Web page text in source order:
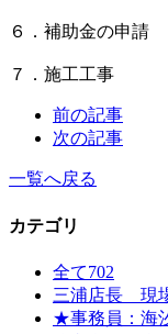
６．補助金の申請
７．施工工事
前の記事
次の記事
一覧へ戻る
カテゴリ
全て702
三浦店長 現
★事務員：